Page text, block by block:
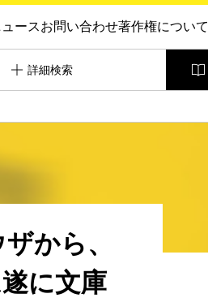
ースお問い合わせ著作権について
詳細検索
から、
に文庫